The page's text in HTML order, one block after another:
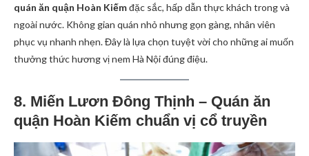
quán ăn quận Hoàn Kiếmđặc sắc, hấp dẫn thực khách trong và
ngoài nước. Không gian quán nhỏ nhưng gọn gàng, nhân viên
phục vụ nhanh nhẹn. Đây là lựa chọn tuyệt vời cho những ai muốn
thưởng thức hương vị nem Hà Nội đúng điệu.
8. Miến Lươn Đông Thịnh – Quán ăn
quận Hoàn Kiếm chuẩn vị cổ truyền